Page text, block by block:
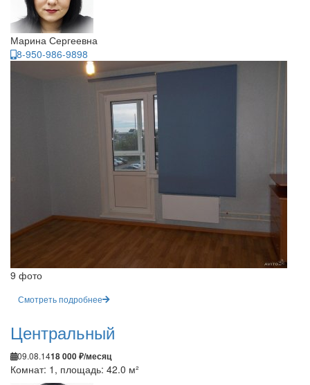
Марина Сергеевна
8-950-986-9898
9 фото
Смотреть подробнее
Центральный
09.08.1418 000 ₽/месяц
Комнат: 1, площадь: 42.0 м²